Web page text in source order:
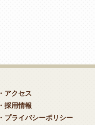
・アクセス
・採用情報
・プライバシーポリシー